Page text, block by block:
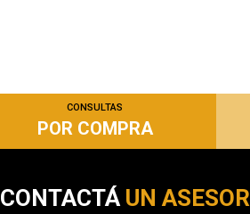
CONSULTAS
POR COMPRA
CONTACTÁ UN ASESOR